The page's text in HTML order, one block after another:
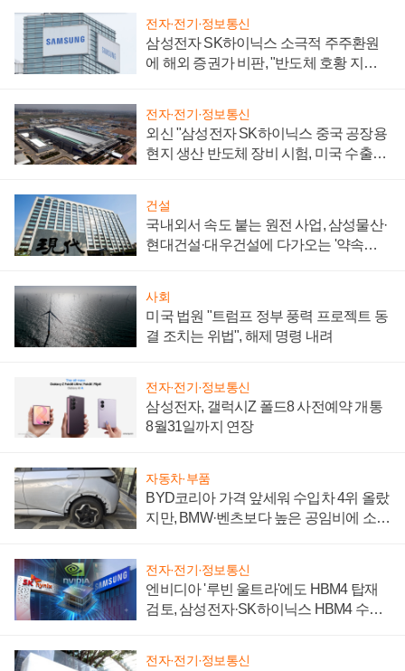
전자·전기·정보통신
삼성전자 SK하이닉스 소극적 주주환원
에 해외 증권가 비판, "반도체 호황 지속
전자·전기·정보통신
외신 "삼성전자 SK하이닉스 중국 공장용
현지 생산 반도체 장비 시험, 미국 수출통
건설
국내외서 속도 붙는 원전 사업, 삼성물산·
현대건설·대우건설에 다가오는 '약속의
사회
미국 법원 "트럼프 정부 풍력 프로젝트 동
결 조치는 위법", 해제 명령 내려
전자·전기·정보통신
삼성전자, 갤럭시Z 폴드8 사전예약 개통
8월31일까지 연장
자동차·부품
BYD코리아 가격 앞세워 수입차 4위 올랐
지만, BMW·벤츠보다 높은 공임비에 소비
전자·전기·정보통신
엔비디아 '루빈 울트라'에도 HBM4 탑재
검토, 삼성전자·SK하이닉스 HBM4 수율
전자·전기·정보통신